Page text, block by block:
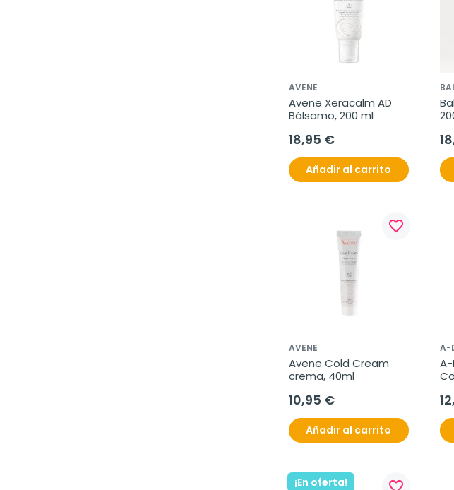
AVENE
Avene Xeracalm AD
Bálsamo, 200 ml
18,95 €
Añadir al carrito
favorite_border
AVENE
Avene Cold Cream
crema, 40ml
10,95 €
Añadir al carrito
A-
¡En oferta! favorite_border